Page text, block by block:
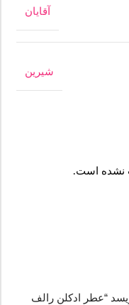
آقایان
شیرین
نشده است.
“عطر ادکلن رالف